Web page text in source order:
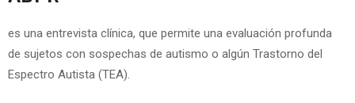
es una entrevista clínica, que permite una evaluación profunda
de sujetos con sospechas de autismo o algún Trastorno del
Espectro Autista (TEA).